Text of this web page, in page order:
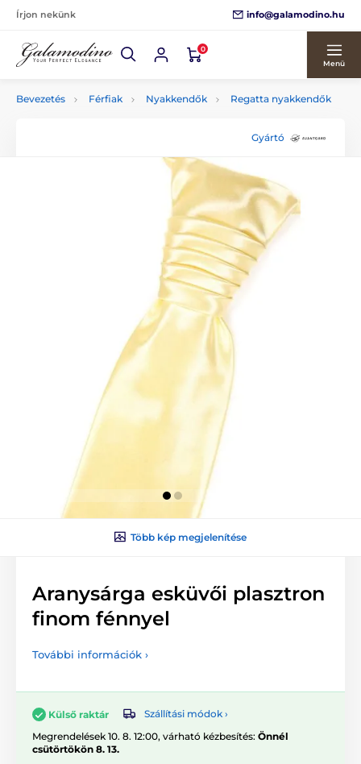
Írjon nekünk info@galamodino.hu
0
Menü
Bevezetés Férfiak Nyakkendők Regatta nyakkendők
Gyártó
Több kép megjelenítése
Aranysárga esküvői plasztron
finom fénnyel
További információk ›
Külső raktár
Szállítási módok ›
Megrendelések 10. 8. 12:00, várható kézbesítés: Önnél
csütörtökön 8. 13.